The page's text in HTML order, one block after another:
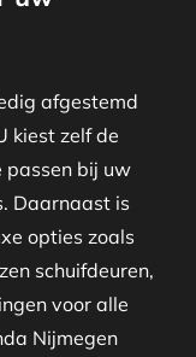
afgestemd
kiest zelf de
passen bij uw
Daarnaast is
opties zoals
schuifdeuren,
voor alle
Nijmegen